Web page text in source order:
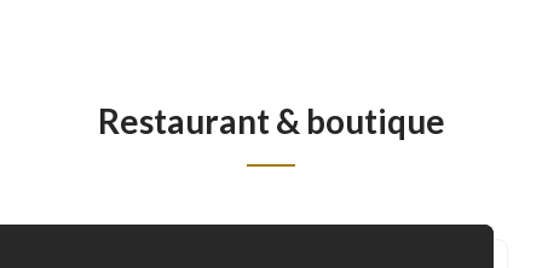
temporaires
Ouverture de la piscine, du bain à remous et des jeux d’eau
Restaurant & boutique